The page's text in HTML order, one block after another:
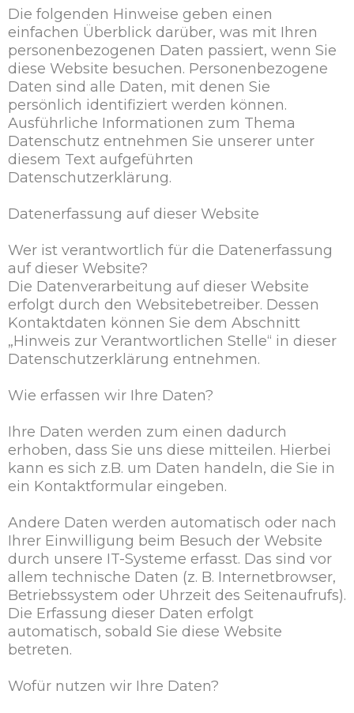
Die folgenden Hinweise geben einen
einfachen Überblick darüber, was mit Ihren
personenbezogenen Daten passiert, wenn Sie
diese Website besuchen. Personenbezogene
Daten sind alle Daten, mit denen Sie
persönlich identifiziert werden können.
Ausführliche Informationen zum Thema
Datenschutz entnehmen Sie unserer unter
diesem Text aufgeführten
Datenschutzerklärung.
Datenerfassung auf dieser Website
Wer ist verantwortlich für die Datenerfassung
auf dieser Website?
Die Datenverarbeitung auf dieser Website
erfolgt durch den Websitebetreiber. Dessen
Kontaktdaten können Sie dem Abschnitt
„Hinweis zur Verantwortlichen Stelle“ in dieser
Datenschutzerklärung entnehmen.
Wie erfassen wir Ihre Daten?
Ihre Daten werden zum einen dadurch
erhoben, dass Sie uns diese mitteilen. Hierbei
kann es sich z.B. um Daten handeln, die Sie in
ein Kontaktformular eingeben.
Andere Daten werden automatisch oder nach
Ihrer Einwilligung beim Besuch der Website
durch unsere IT-Systeme erfasst. Das sind vor
allem technische Daten (z. B. Internetbrowser,
Betriebssystem oder Uhrzeit des Seitenaufrufs).
Die Erfassung dieser Daten erfolgt
automatisch, sobald Sie diese Website
betreten.
Wofür nutzen wir Ihre Daten?